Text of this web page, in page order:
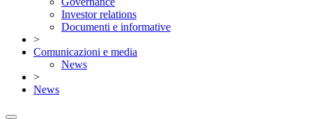
Investor relations
Documenti e informative
>
Comunicazioni e media
News
>
News